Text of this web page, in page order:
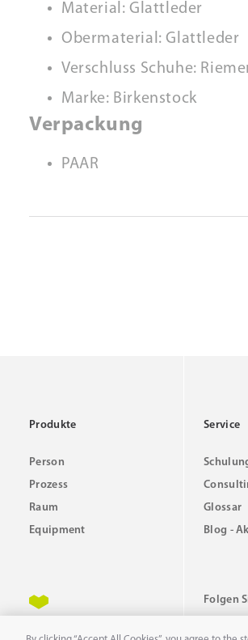
Material: Glattleder
Obermaterial: Glattleder
Verschluss Schuhe:
Marke: Birkenstock
Verpackung
PAAR
Produkte
Person
Prozess
Raum
Equipment
Service
Glossar
Blog -
Folgen